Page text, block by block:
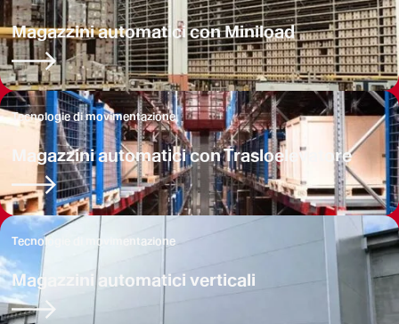
Magazzini automatici con Miniload
Tecnologie di movimentazione
Magazzini automatici con Trasloelevatore
Tecnologie di movimentazione
Magazzini automatici verticali